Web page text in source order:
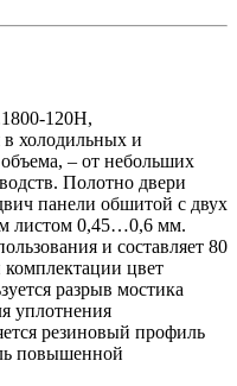
120Н,
в холодильных и
– от небольших
Полотно двери
панели обшитой с двух
листом 0,45…0,6 мм.
и составляет 80
цвет
разрыв мостика
уплотнения
резиновый профиль
повышенной